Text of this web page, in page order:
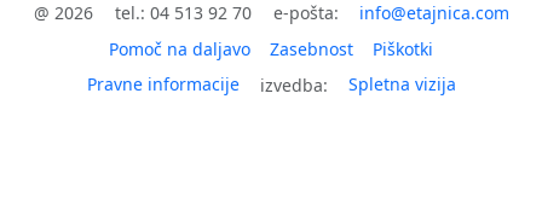
@ 2026 tel.: 04 513 92 70
e-pošta:
Pomoč na daljavo
Zasebnost
Piškotki
Pravne informacije
izvedba: Spletna vizija